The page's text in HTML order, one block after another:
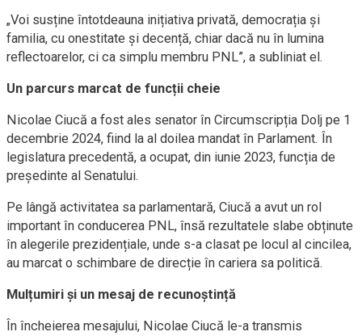
„Voi susține întotdeauna inițiativa privată, democrația și
familia, cu onestitate și decență, chiar dacă nu în lumina
reflectoarelor, ci ca simplu membru PNL”, a subliniat el.
Un parcurs marcat de funcții cheie
Nicolae Ciucă a fost ales senator în Circumscripția Dolj pe 1
decembrie 2024, fiind la al doilea mandat în Parlament. În
legislatura precedentă, a ocupat, din iunie 2023, funcția de
președinte al Senatului.
Pe lângă activitatea sa parlamentară, Ciucă a avut un rol
important în conducerea PNL, însă rezultatele slabe obținute
în alegerile prezidențiale, unde s-a clasat pe locul al cincilea,
au marcat o schimbare de direcție în cariera sa politică.
Mulțumiri și un mesaj de recunoștință
În încheierea mesajului, Nicolae Ciucă le-a transmis